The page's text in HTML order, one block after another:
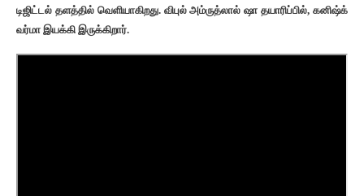
டிஜிட்டல் தளத்தில் வெளியாகிறது. விபுல் அம்ருத்லால் ஷா தயாரிப்பில், கனிஷ்க்
வர்மா இயக்கி இருக்கிறார்.